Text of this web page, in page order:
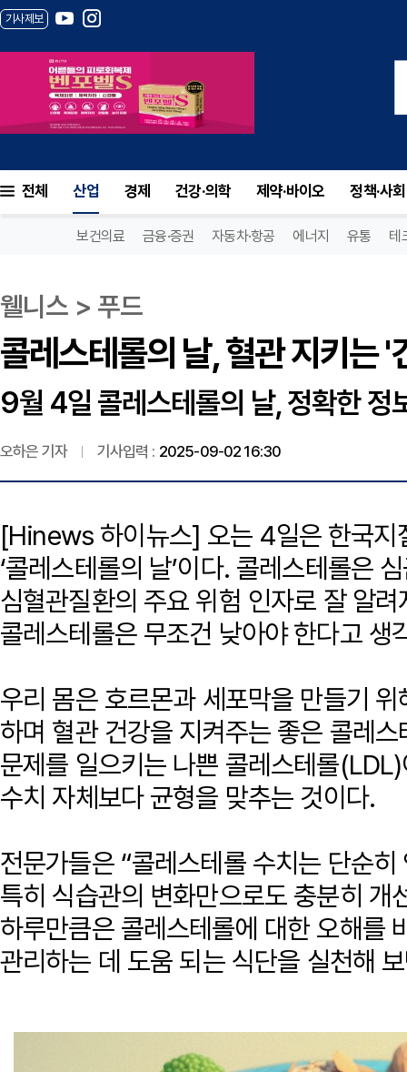
기사제보
전체 산업 경제 건강·의학 제약·바이오 정책·사회
보건의료 금융·증권 자동차·항공 에너지 유통 테
웰니스 > 푸드
콜레스테롤의 날, 혈관 지키는
9월 4일 콜레스테롤의 날, 정확한 정
오하은 기자 기사입력 : 2025-09-02 16:30
[Hinews 하이뉴스] 오는 4일은 한국지
‘콜레스테롤의 날’이다. 콜레스테롤은
심혈관질환의 주요 위험 인자로 잘 알
콜레스테롤은 무조건 낮아야 한다고 생
우리 몸은 호르몬과 세포막을 만들기
하며 혈관 건강을 지켜주는 좋은 콜레
문제를 일으키는 나쁜 콜레스테롤
수치 자체보다 균형을 맞추는 것이다.
전문가들은 “콜레스테롤 수치는 단순
특히 식습관의 변화만으로도 충분히 개
하루만큼은 콜레스테롤에 대한 오해를
관리하는 데 도움 되는 식단을 실천해